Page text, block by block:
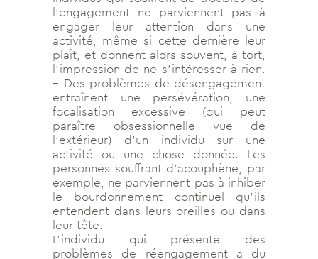
l’engagement ne parviennent pas à
engager leur attention dans une
activité, même si cette dernière leur
plaît, et donnent alors souvent, à tort,
l’impression de ne s’intéresser à rien.
– Des problèmes de désengagement
entraînent une persévération, une
focalisation excessive (qui peut
paraître obsessionnelle vue de
l’extérieur) d’un individu sur une
activité ou une chose donnée. Les
personnes souffrant d’acouphène, par
exemple, ne parviennent pas à inhiber
le bourdonnement continuel qu’ils
entendent dans leurs oreilles ou dans
leur tête.
L’individu qui présente des
problèmes de réengagement a du